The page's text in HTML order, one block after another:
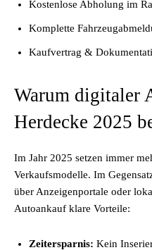
Kostenlose Abholung im
Komplette
Kaufvertrag &
Warum digitaler
Herdecke 2025
Im Jahr 2025 setzen immer
Verkaufsmodelle. Im
über Anzeigenportale oder
Autoankauf klare Vorteile:
Zeitersparnis: Kein